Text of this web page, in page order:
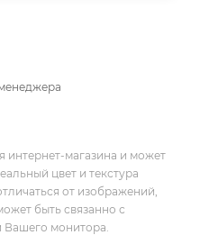
интернет-магазина и может
цвет и текстура
от изображений,
быть связанно с
Вашего монитора.